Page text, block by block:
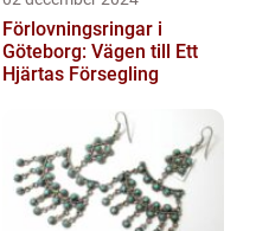
Förlovningsringar i
Göteborg: Vägen till Ett
Hjärtas Försegling